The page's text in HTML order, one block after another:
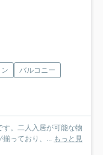
バルコニー
。二人入居が可能な物
揃っており、... もっと見